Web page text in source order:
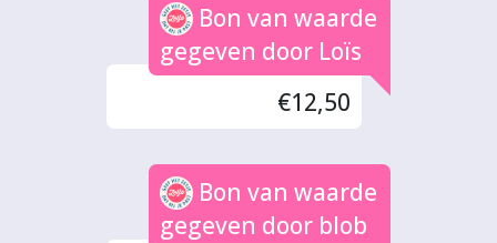
Bon van waarde
gegeven door Loïs
€12,50
Bon van waarde
gegeven door blob